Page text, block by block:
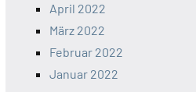
April 2022
März 2022
Februar 2022
Januar 2022